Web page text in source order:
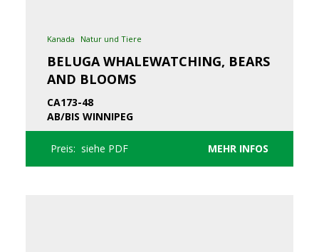
Kanada Natur und Tiere
BELUGA WHALEWATCHING, BEARS
AND BLOOMS
CA173-48
AB/BIS WINNIPEG
Preis: siehe PDF MEHR INFOS